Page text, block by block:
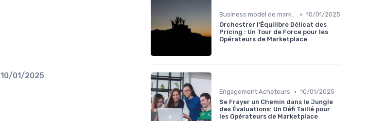
10/01/2025
Business model de marketplace • 10/01/2025
Orchestrer l'Équilibre Délicat des
Pricing : Un Tour de Force pour les
Opérateurs de Marketplace
Engagement Acheteurs • 10/01/2025
Se Frayer un Chemin dans le Jungle
des Évaluations: Un Défi Taillé pour
les Opérateurs de Marketplace